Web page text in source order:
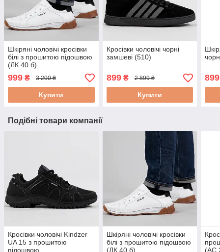
Шкіряні чоловічі кросівки
білі з прошитою підошвою
(ЛК 40 б)
999 ₴ 3 200 ₴
Купити
Кросівки чоловічі чорні
замшеві (510)
899₴ 2 899 ₴
Купити
899
Подібні товари компанії
Кросівки чоловічі Kindzer
UA 15 з прошитою
підошвою
Шкіряні чоловічі кросівки
білі з прошитою підошвою
(ЛК 40 б)
(АС